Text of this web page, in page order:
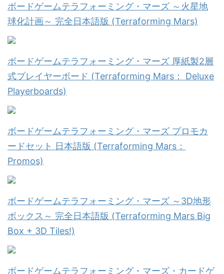
ボードゲームテラフォーミング・マーズ ～火星地
球化計画～ 完全日本語版 (Terraforming Mars)
ボードゲームテラフォーミング・マーズ 厚紙製2層
式プレイヤーボード (Terraforming Mars： Deluxe
Playerboards)
ボードゲームテラフォーミング・マーズ プロモカ
ードセット 日本語版 (Terraforming Mars：
Promos)
ボードゲームテラフォーミング・マーズ ～3D地形
ボックス～ 完全日本語版 (Terraforming Mars Big
Box + 3D Tiles!)
ボードゲームテラフォーミング・マーズ・カードゲ